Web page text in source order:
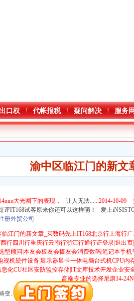
口权 代帐报税 疑问解决 服务
渝中区临江门的新文
大光圈下的表现， 让人无法......2014-10-09
评IT168试客原来你还可以这样萌！ 爱上
册外贸公司
临江门的新文章_买数码先上IT168北京行上海行
行四川行重庆行云南行浙江行通行证登录|退出
型顾问|本友会板友会摄友会消费数码|笔记本手
视机硬件设备|显示器显卡一体电脑台式机CPU
化CU社区安防监控存储|IT文库技术开发企业安
高端专业的选择尼康14-
变、辩率以及差等测试中，